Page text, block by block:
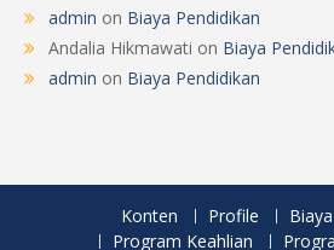
admin on Biaya Pendidikan
Andalia Hikmawati on Biaya
admin on Biaya Pendidikan
Konten Profile
Program Keahlian